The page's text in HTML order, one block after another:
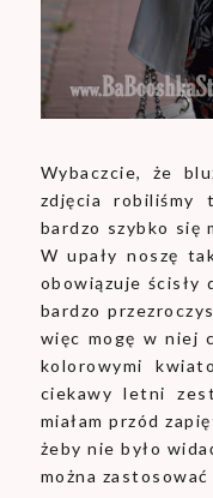
Wybaczcie, że
zdjęcia robiliśmy
bardzo szybko się
W upały noszę
obowiązuje ścisły
bardzo
więc mogę w niej
kolorowymi
ciekawy letni
miałam przód
żeby nie było
można